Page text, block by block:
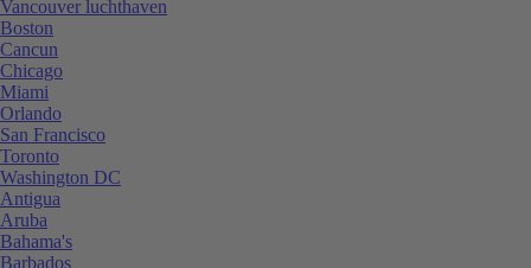
Vancouver luchthaven
Boston
Cancun
Chicago
Miami
Orlando
San Francisco
Toronto
Washington DC
Antigua
Aruba
Bahama's
Barbados